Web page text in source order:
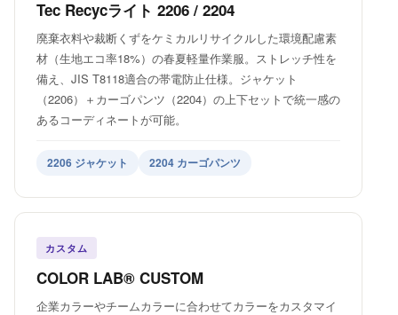
Tec Recycライト 2206 / 2204
廃棄衣料や裁断くずをケミカルリサイクルした環境配慮素
材（生地エコ率18%）の春夏軽量作業服。ストレッチ性を
備え、JIS T8118適合の帯電防止仕様。ジャケット
（2206）＋カーゴパンツ（2204）の上下セットで統一感の
あるコーディネートが可能。
2206 ジャケット 2204 カーゴパンツ
カスタム
COLOR LAB® CUSTOM
企業カラーやチームカラーに合わせてカラーをカスタマイ